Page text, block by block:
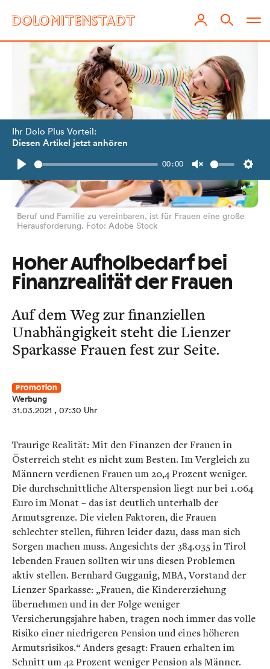
Ihr Dolo Plus Vorteil:
Diesen Artikel jetzt anhören
Play
00:00
Unmute
Beruf und Familie zu vereinbaren, ist für Frauen eine große
Herausforderung. Foto: Adobe Stock
Hoher Aufholbedarf bei
Finanzrealität der Frauen
Auf dem Weg zur finanziellen
Unabhängigkeit steht die Lienzer
Sparkasse Frauen fest zur Seite.
Promotion
Werbung
31.03.2021 , 07:30 Uhr
Traurige Realität: Mit den Finanzen der Frauen in
Österreich steht es nicht zum Besten. Im Vergleich zu
Männern verdienen Frauen um 20,4 Prozent weniger.
Die durchschnittliche Alterspension liegt nur bei 1.064
Euro im Monat – das ist deutlich unterhalb der
Armutsgrenze. Die vielen Faktoren, die Frauen
schlechter stellen, führen leider dazu, dass man sich
Sorgen machen muss. Angesichts der 384.035 in Tirol
lebenden Frauen sollten wir uns diesen Problemen
aktiv stellen. Bernhard Gugganig, MBA, Vorstand der
Lienzer Sparkasse: „Frauen, die Kindererziehung
übernehmen und in der Folge weniger
Versicherungsjahre haben, tragen noch immer das volle
Risiko einer niedrigeren Pension und eines höheren
Armutsrisikos.“ Anders gesagt: Frauen erhalten im
Schnitt um 42 Prozent weniger Pension als Männer.